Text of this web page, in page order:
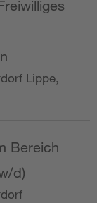
Lippe,
Bereich
d)